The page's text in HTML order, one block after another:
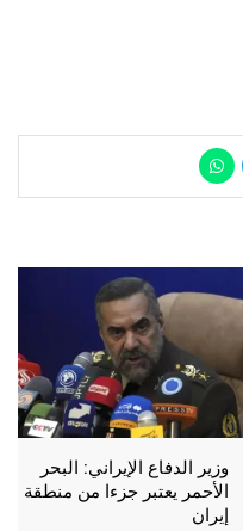
وزير الدفاع الإيراني: البحر
الأحمر يعتبر جزءا من منطقة
إيران